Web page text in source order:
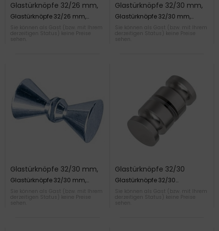
Glastürknöpfe 32/26 mm,
beidseitig
Glastürknöpfe 32/26 mm,
Sie können als Gast (bzw. mit Ihrem
derzeitigen Status) keine Preise
Glastürknöpfe 32/30 mm,
beidseitig
Glastürknöpfe 32/30 mm,
Sie können als Gast (bzw. mit Ihrem
derzeitigen Status) keine Preise
Glastürknöpfe 32/30 mm,
beidseitig
Glastürknöpfe 32/30 mm,
Sie können als Gast (bzw. mit Ihrem
derzeitigen Status) keine Preise
Glastürknöpfe 32/30
mm,beidseitig
Glastürknöpfe 32/30
Sie können als Gast (bzw. mit Ihrem
derzeitigen Status) keine Preise